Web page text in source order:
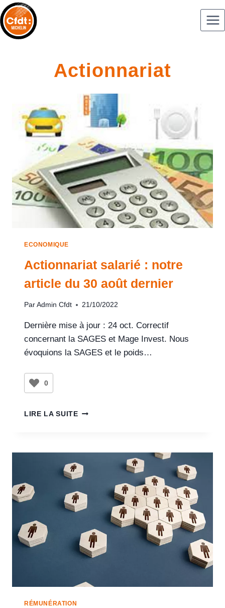
Actionnariat
ECONOMIQUE
Actionnariat salarié : notre
article du 30 août dernier
Par Admin Cfdt 21/10/2022
Dernière mise à jour : 24 oct. Correctif
concernant la SAGES et Mage Invest. Nous
évoquions la SAGES et le poids…
0
LIRE LA SUITE
RÉMUNÉRATION